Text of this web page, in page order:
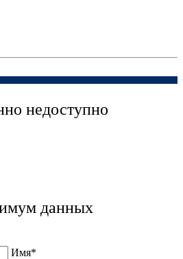
недоступно
данных
Имя*